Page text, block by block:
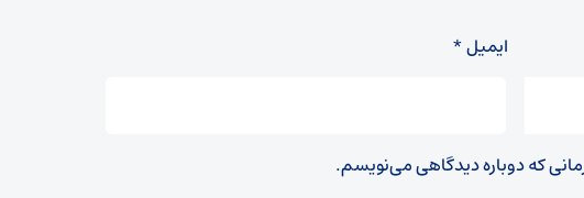
ایمیل*
که دوباره دیدگاهی می‌نویسم.